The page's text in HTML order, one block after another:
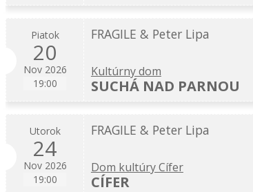
Piatok
20
Nov 2026
19:00
FRAGILE & Peter Lipa
Kultúrny dom
SUCHÁ NAD PARNOU
Utorok
24
Nov 2026
19:00
FRAGILE & Peter Lipa
Dom kultúry Cífer
CÍFER